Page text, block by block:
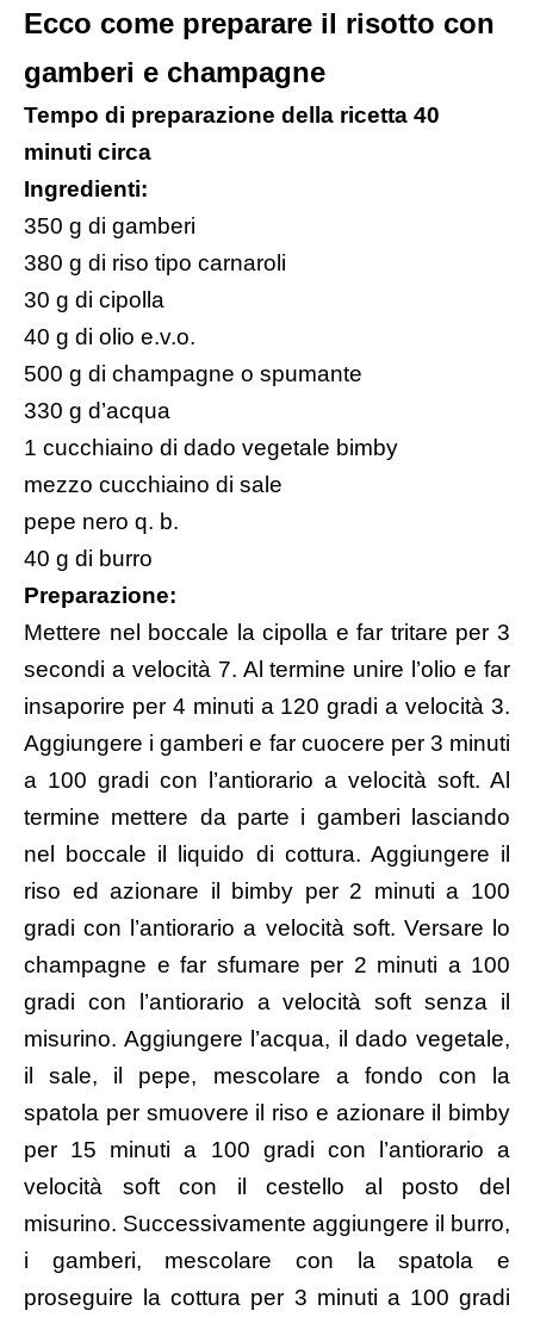
Ecco come preparare il risotto con
gamberi e champagne
Tempo di preparazione della ricetta 40
minuti circa
Ingredienti:
350 g di gamberi
380 g di riso tipo carnaroli
30 g di cipolla
40 g di olio e.v.o.
500 g di champagne o spumante
330 g d’acqua
1 cucchiaino di dado vegetale bimby
mezzo cucchiaino di sale
pepe nero q. b.
40 g di burro
Preparazione:
Mettere nel boccale la cipolla e far tritare per 3
secondi a velocità 7. Al termine unire l’olio e far
insaporire per 4 minuti a 120 gradi a velocità 3.
Aggiungere i gamberi e far cuocere per 3 minuti
a 100 gradi con l’antiorario a velocità soft. Al
termine mettere da parte i gamberi lasciando
nel boccale il liquido di cottura. Aggiungere il
riso ed azionare il bimby per 2 minuti a 100
gradi con l’antiorario a velocità soft. Versare lo
champagne e far sfumare per 2 minuti a 100
gradi con l’antiorario a velocità soft senza il
misurino. Aggiungere l’acqua, il dado vegetale,
il sale, il pepe, mescolare a fondo con la
spatola per smuovere il riso e azionare il bimby
per 15 minuti a 100 gradi con l’antiorario a
velocità soft con il cestello al posto del
misurino. Successivamente aggiungere il burro,
i gamberi, mescolare con la spatola e
proseguire la cottura per 3 minuti a 100 gradi